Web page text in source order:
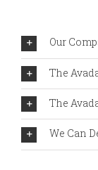
Our
The
The
We Can